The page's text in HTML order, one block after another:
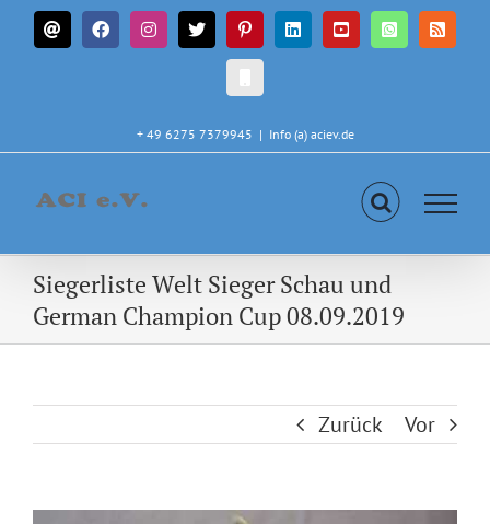
Zum
InhaltE-
Mail
FacebookInstagram
X PinterestLinkedInYouTubeWhatsApp
Rss
IN
+ 49 6275 7379945 | Info (a) aciev.de
Siegerliste Welt Sieger Schau und
German Champion Cup 08.09.2019
Zurück Vor